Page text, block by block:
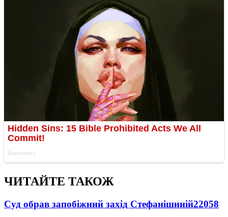
ЧИТАЙТЕ ТАКОЖ
Суд обрав запобіжний захід Стефанішиній22058